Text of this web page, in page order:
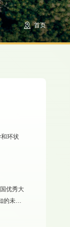
首页
环状
优秀大
的未知